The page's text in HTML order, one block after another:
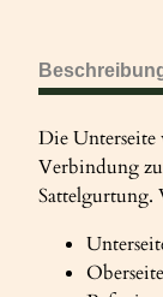
Die
Verbindung
Sattelgurtung.